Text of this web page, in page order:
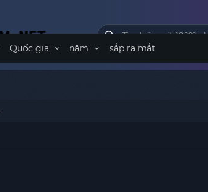
Quốc gia năm sắp ra mắt